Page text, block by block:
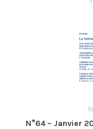
N°64 – Janvier